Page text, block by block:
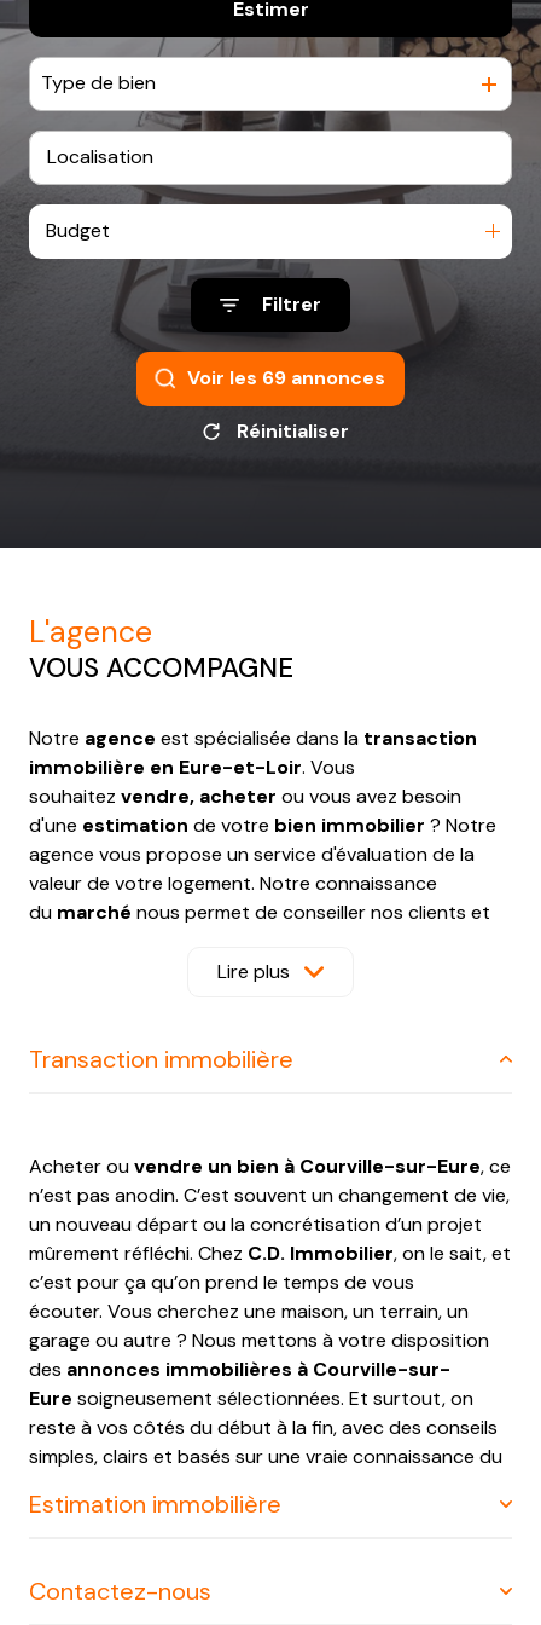
AGENCE
CONTACT
Estimer
Type de bien
Budget
Filtrer
Voir les 69 annonces
Réinitialiser
l'agence
VOUS ACCOMPAGNE
Notre agence est spécialisée dans la transaction
immobilière en Eure-et-Loir. Vous
souhaitez vendre, acheter ou vous avez besoin
d'une estimation de votre bien immobilier ? Notre
agence vous propose un service d'évaluation de la
valeur de votre logement. Notre connaissance
du marché nous permet de conseiller nos clients et
encore unterrain constructible sur Courville sur
d'Eure-et-Loir. Contactez-nous, notre équipe vous
accompagne et conseil dans vos démarches et
projets.
Une expertise locale au service de
votre projet immobilier
Lire plus
Transaction immobilière
Acheter ouvendre un bien à Courville-sur-Eure, ce
n’est pas anodin. C’est souvent un changement de vie,
un nouveau départ ou la concrétisation d’un projet
mûrement réfléchi. Chez C.D. Immobilier, on le sait, et
c’est pour ça qu’on prend le temps de vous
écouter. Vous cherchez une maison, un terrain, un
garage ou autre ? Nous mettons à votre disposition
des annonces immobilières à Courville-sur-
Eure soigneusement sélectionnées. Et surtout, on
reste à vos côtés du début à la fin, avec des conseils
simples, clairs et basés sur une vraie connaissance du
Estimation immobilière
Contactez-nous